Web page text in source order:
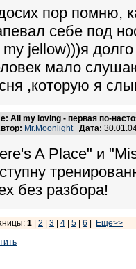
пор помню,
себе под
jellow)))я
мало
,которую я
All my loving - первая по-
Mr.Moonlight Дата:
A Place" и
без разбора!
1 2 3 4 5 6
Еще>>